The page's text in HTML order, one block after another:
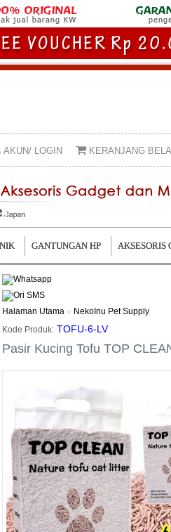
AKUN/ LOGIN KERANJANG
GANTUNGAN HP AKSESORIS
Halaman Utama » NekoInu Pet Supply
Kode Produk: TOFU-6-LV
Pasir Kucing Tofu TOP